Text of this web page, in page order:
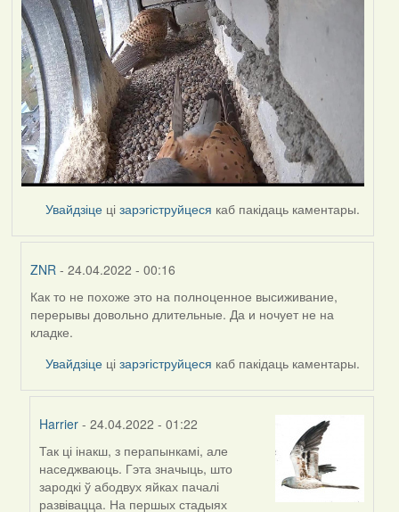
Увайдзіце цізарэгіструйцеся каб пакідаць каментары.
ZNR - 24.04.2022 - 00:16
In
reply
to
Как то не похоже это на полноценное высиживание,
перерывы довольно длительные. Да и ночует не на
кладке.
Увайдзіце цізарэгіструйцеся каб пакідаць каментары.
Harrier - 24.04.2022 - 01:22
In
reply
to
Так ці інакш, з перапынкамі, але
наседжваюць. Гэта значыць, што
зародкі ў абодвух яйках пачалі
развівацца. На першых стадыях